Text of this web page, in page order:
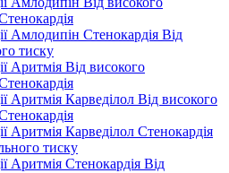
Амлодипін Стенокардія Від
тиску
Аритмія Від високого
Аритмія Карведілол Від високого
Аритмія Карведілол Стенокардія
тиску
Аритмія Стенокардія Від